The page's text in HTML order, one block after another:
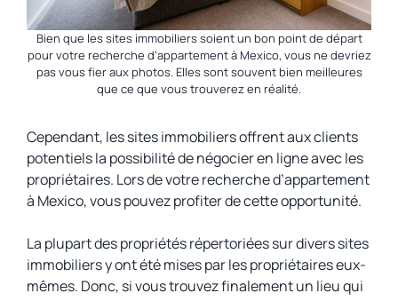
Bien que les sites immobiliers soient un bon point de départ
pour votre recherche d’appartement à Mexico, vous ne devriez
pas vous fier aux photos. Elles sont souvent bien meilleures
que ce que vous trouverez en réalité.
Cependant, les sites immobiliers offrent aux clients
potentiels la possibilité de négocier en ligne avec les
propriétaires. Lors de votre recherche d’appartement
à Mexico, vous pouvez profiter de cette opportunité.
La plupart des propriétés répertoriées sur divers sites
immobiliers y ont été mises par les propriétaires eux-
mêmes. Donc, si vous trouvez finalement un lieu qui